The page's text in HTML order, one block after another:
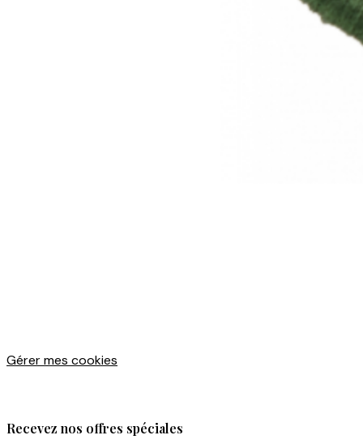
Gérer mes cookies
Recevez nos offres spéciales